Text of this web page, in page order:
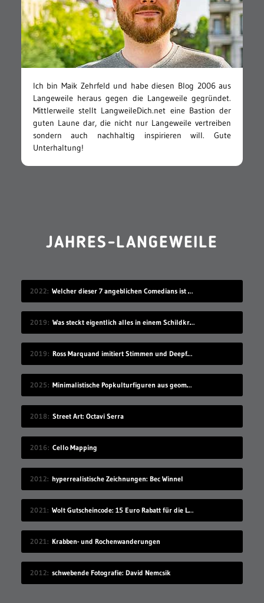
Ich bin Maik Zehrfeld und habe diesen Blog 2006 aus
Langeweile heraus gegen die Langeweile gegründet.
Mittlerweile stellt LangweileDich.net eine Bastion der
guten Laune dar, die nicht nur Langeweile vertreiben
sondern auch nachhaltig inspirieren will. Gute
Unterhaltung!
JAHRES-LANGEWEILE
2022 Welcher dieser 7 angeblichen Comedians ist gar keiner?
2019 Was steckt eigentlich alles in einem Schildkrötenpanzer?
2019 Ross Marquand imitiert Stimmen und Deepfake die passenden Gesichter
2025 Minimalistische Popkulturfiguren aus geometrischen Formen
2018 Street Art: Octavi Serra
2016 Cello Mapping
2012 hyperrealistische Zeichnungen: Bec Winnel
2021 Wolt Gutscheincode: 15 Euro Rabatt für die Lieferando-Alternative!
2021 Krabben- und Rochenwanderungen
2012 schwebende Fotografie: David Nemcsik